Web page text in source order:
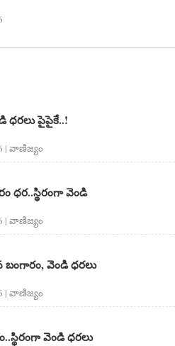
ధరలు పైపైకే..!
| వాణిజ్యం
ధర..స్థిరంగా వెండి
| వాణిజ్యం
వెండి ధరలు
| వాణిజ్యం
వెండి ధరలు